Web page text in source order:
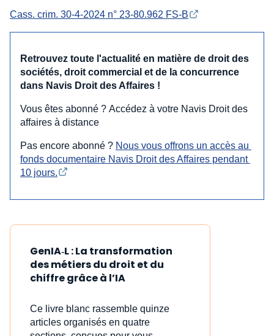
Cass. crim. 30-4-2024 n° 23-80.962 FS-B
Retrouvez toute l'actualité en matière de droit des
sociétés, droit commercial et de la concurrence
dans Navis Droit des Affaires !
Vous êtes abonné ? Accédez à votre Navis Droit des
affaires à distance
Pas encore abonné ? Nous vous offrons un accès au
fonds documentaire Navis Droit des Affaires pendant
10 jours.
GenIA‑L : La transformation
des métiers du droit et du
chiffre grâce à l’IA
Ce livre blanc rassemble quinze
articles organisés en quatre